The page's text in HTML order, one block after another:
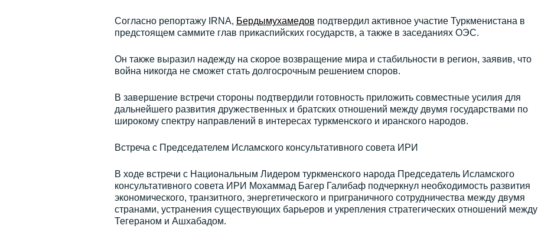
Согласно репортажу IRNA, Бердымухамедов подтвердил активное участие Туркменистана в
предстоящем саммите глав прикаспийских государств, а также в заседаниях ОЭС.
Он также выразил надежду на скорое возвращение мира и стабильности в регион, заявив, что
война никогда не сможет стать долгосрочным решением споров.
В завершение встречи стороны подтвердили готовность приложить совместные усилия для
дальнейшего развития дружественных и братских отношений между двумя государствами по
широкому спектру направлений в интересах туркменского и иранского народов.
Встреча с Председателем Исламского консультативного совета ИРИ
В ходе встречи с Национальным Лидером туркменского народа Председатель Исламского
консультативного совета ИРИ Мохаммад Багер Галибаф подчеркнул необходимость развития
экономического, транзитного, энергетического и приграничного сотрудничества между двумя
странами, устранения существующих барьеров и укрепления стратегических отношений между
Тегераном и Ашхабадом.